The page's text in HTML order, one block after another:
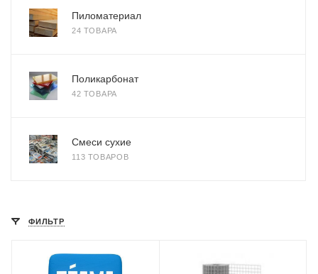
Пиломатериал
24 ТОВАРА
Поликарбонат
42 ТОВАРА
Смеси сухие
113 ТОВАРОВ
ФИЛЬТР